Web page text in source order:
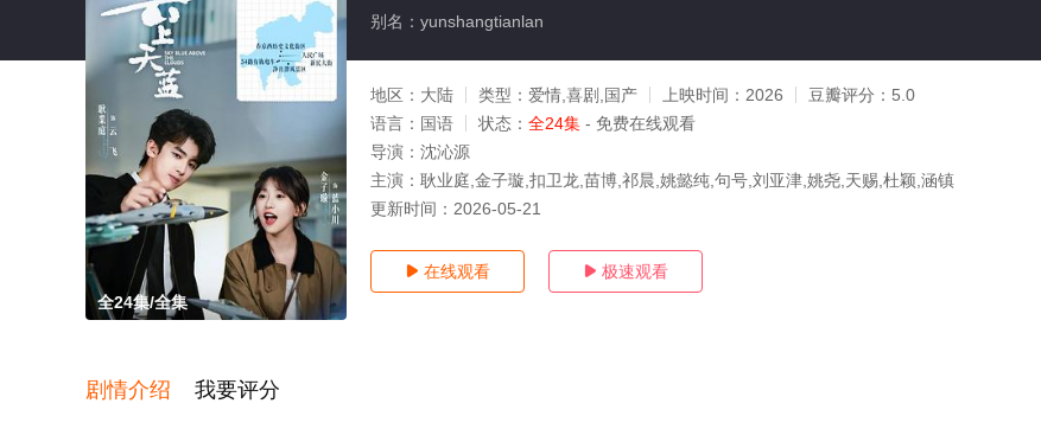
全24集/全集
别名：yunshangtianlan
地区： 大陆 类型： 爱情,喜剧,国产 上映时间： 2026 豆瓣评分： 5.0
语言： 国语 状态： 全24集 - 免费在线观看
导演： 沈沁源
主演： 耿业庭,金子璇,扣卫龙,苗博,祁晨,姚懿纯,句号,刘亚津,姚尧,天赐,杜颖,涵镇
更新时间： 2026-05-21
 在线观看  极速观看
剧情介绍 我要评分